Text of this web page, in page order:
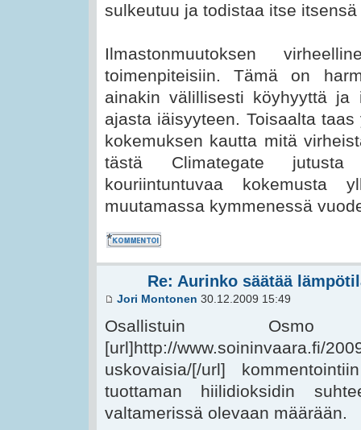
sulkeutuu ja todistaa itse
Ilmastonmuutoksen
toimenpiteisiin. Tämä on
ainakin välillisesti köyhyyttä ja
ajasta iäisyyteen. Toisaalta
kokemuksen kautta mitä
tästä Climategate
kouriintuntuvaa kokemusta
muutamassa kymmenessä
Kommentoi
Re: Aurinko säätää
Jori Montonen 30.12.2009 15:49
Osallistuin Osmo
[url]http://www.soininvaara.fi/
uskovaisia/[/url]
tuottaman hiilidioksidin
valtamerissä olevaan määrään.